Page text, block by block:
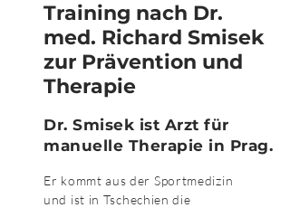
Training nach Dr.
med. Richard Smisek
zur Prävention und
Therapie
Dr. Smisek ist Arzt für
manuelle Therapie in Prag.
Er kommt aus der Sportmedizin
und ist in Tschechien die